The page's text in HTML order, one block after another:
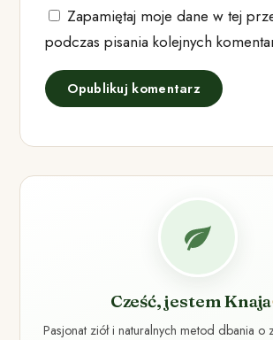
Zapamiętaj moje dane w tej
podczas pisania kolejnych
Cześć, jestem Knaja
Pasjonat ziół i naturalnych metod dbania